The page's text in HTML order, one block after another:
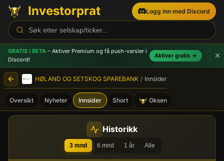
Investorprat Logg inn med Discord
GRATIS I BETA – Aktiver Premium og få push-varsler i
Discord!
Aktiver gratis →
HØLAND OG SETSKOG SPAREBANK / Innsider
Oversikt Nyheter Innsider Short Oksen
HØLAND OG SETSKOG
Historikk
3 mnd 6 mnd 1 år Alle